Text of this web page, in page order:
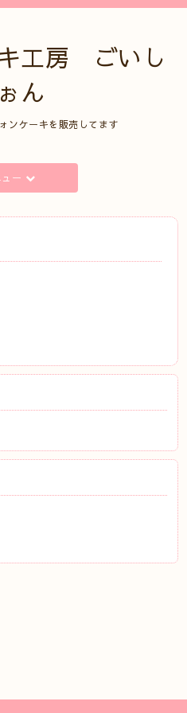
工房 ごいし
ん
ンケーキを販売してます
ュー